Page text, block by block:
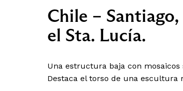
Chile –
el Sta. Lucía.
Una estructura baja con
Destaca el torso de una escultura